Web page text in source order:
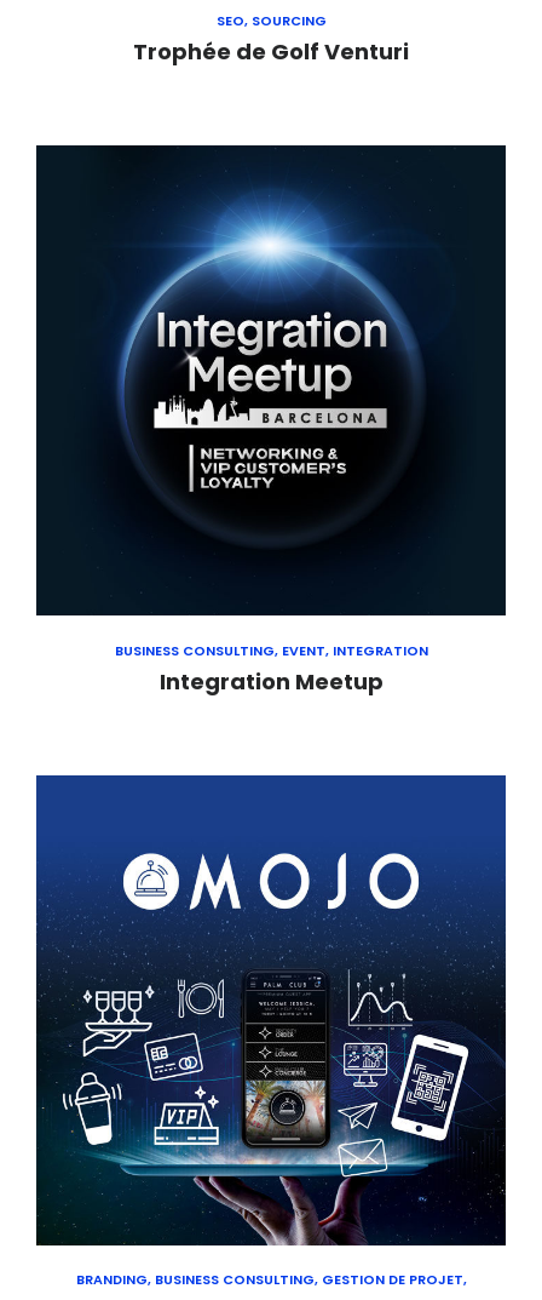
SEO, SOURCING
Trophée de Golf Venturi
BUSINESS CONSULTING, EVENT, INTEGRATION
Integration Meetup
BRANDING, BUSINESS CONSULTING, GESTION DE PROJET,